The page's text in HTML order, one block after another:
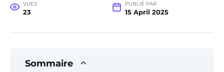
VUES
23
PUBLIÉ PAR
15 April 2025
Sommaire